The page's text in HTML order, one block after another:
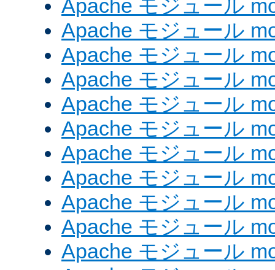
Apache モジュール
Apache モジュール
Apache モジュール
Apache モジュール
Apache モジュール
Apache モジュール
Apache モジュール
Apache モジュール
Apache モジュール
Apache モジュール
Apache モジュール